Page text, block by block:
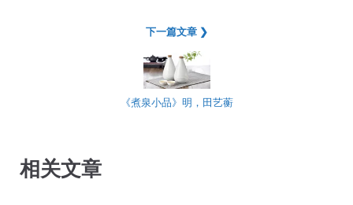
下一篇文章 ❯
《煮泉小品》明，田艺蘅
相关文章